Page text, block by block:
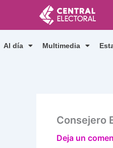
contenido
Al día Multimedia
Consejero
Deja un